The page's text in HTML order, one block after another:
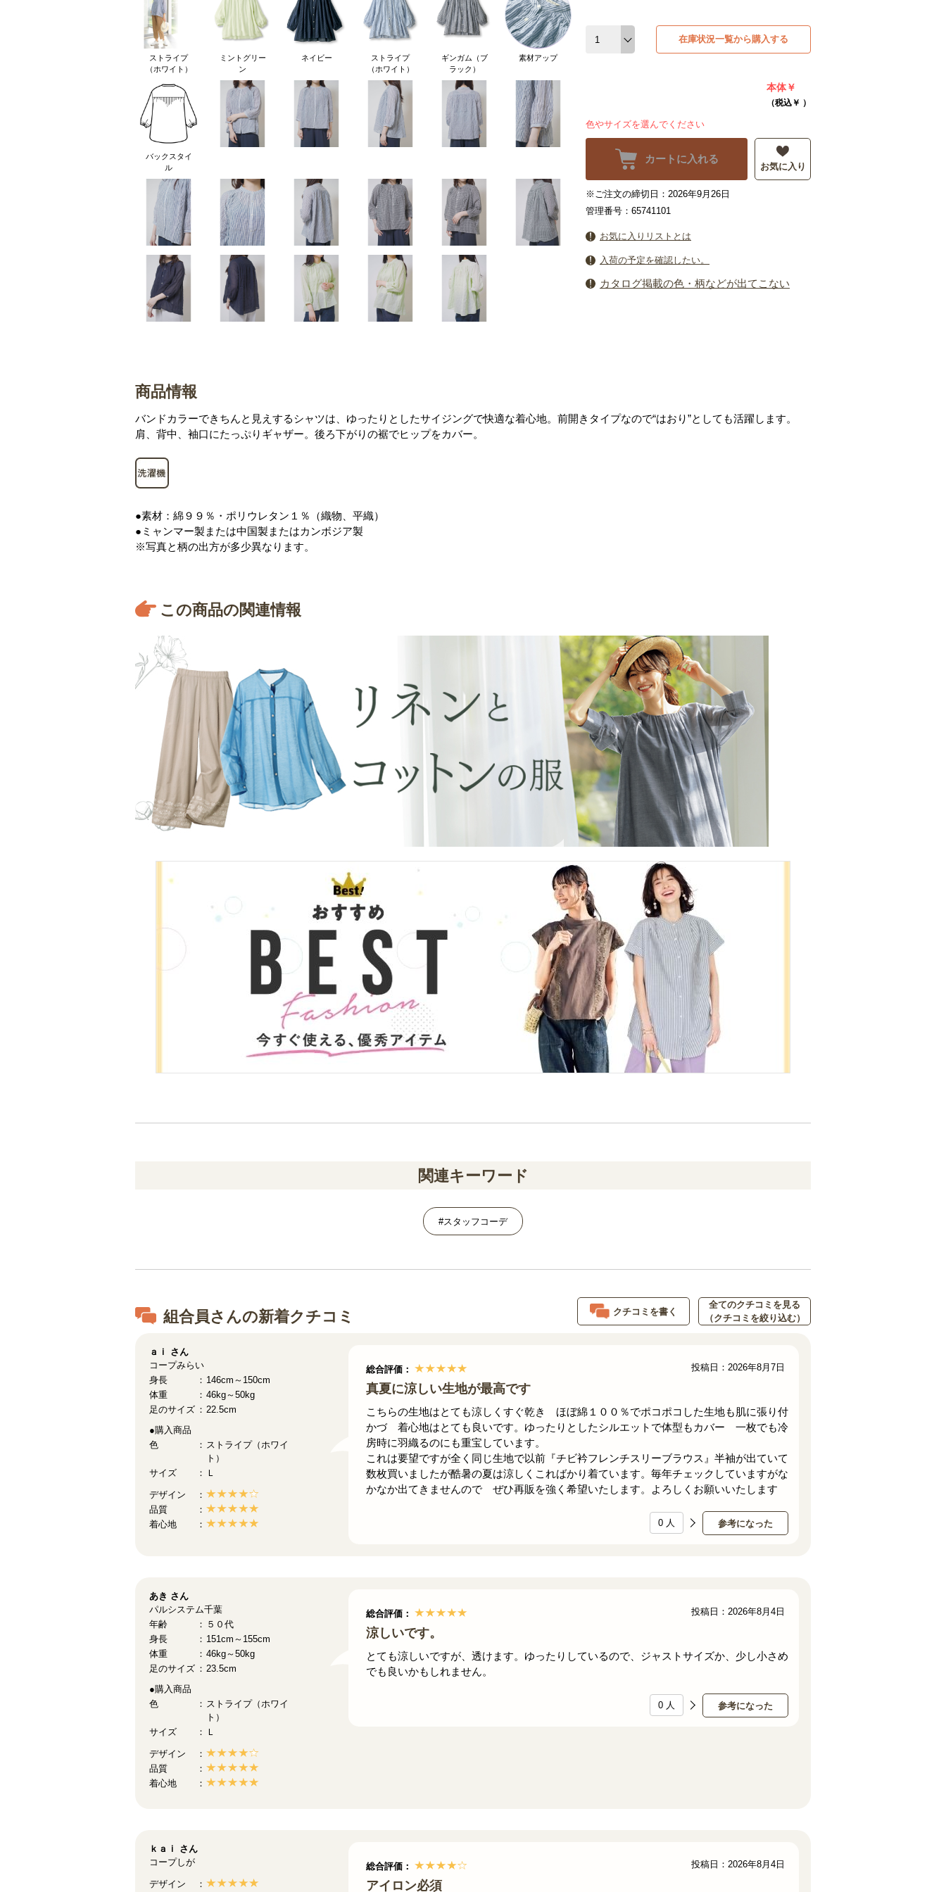
ストライプ
（ホワイト）
ミントグリー
ン
ネイビー
ストライプ
（ホワイト）
ギンガム（ブ
ラック）
素材アップ
バックスタイ
ル
在庫状況一覧から購入する
本体￥
（税込￥ ）
色やサイズを選んでください
カートに入れる
お気に入り
※ご注文の締切日：2026年9月26日
管理番号：65741101
お気に入りリストとは
入荷の予定を確認したい。
カタログ掲載の色・柄などが出てこない
商品情報
バンドカラーできちんと見えするシャツは、ゆったりとしたサイジングで快適な着心地。前開きタイプなので“はおり”としても活躍します。
肩、背中、袖口にたっぷりギャザー。後ろ下がりの裾でヒップをカバー。
●素材：綿９９％・ポリウレタン１％（織物、平織）
●ミャンマー製または中国製またはカンボジア製
※写真と柄の出方が多少異なります。
この商品の関連情報
関連キーワード
#スタッフコーデ
組合員さんの新着クチコミ クチコミを書く
全てのクチコミを見る
（クチコミを絞り込む）
総合評価：
真夏に涼しい生地が最高です
こちらの生地はとても涼しくすぐ乾き ほぼ綿１００％でポコポコした生地も肌に張り付
かづ 着心地はとても良いです。ゆったりとしたシルエットで体型もカバー 一枚でも冷
房時に羽織るのにも重宝しています。
これは要望ですが全く同じ生地で以前『チビ衿フレンチスリーブラウス』半袖が出ていて
数枚買いましたが酷暑の夏は涼しくこればかり着ています。毎年チェックしていますがな
かなか出てきませんので ぜひ再販を強く希望いたします。よろしくお願いいたします
参考になった
0 人
投稿日：2026年8月7日
ａｉ
さん
コープみらい
身長
146cm～150cm
体重
46kg～50kg
足のサイズ
22.5cm
●購入商品
色
ストライプ（ホワイ
ト）
サイズ
Ｌ
デザイン
品質
着心地
総合評価：
涼しいです。
とても涼しいですが、透けます。ゆったりしているので、ジャストサイズか、少し小さめ
でも良いかもしれません。
参考になった
0 人
投稿日：2026年8月4日
あき さん
パルシステム千葉
年齢
５０代
身長
151cm～155cm
体重
46kg～50kg
足のサイズ
23.5cm
●購入商品
色
ストライプ（ホワイ
ト）
サイズ
Ｌ
デザイン
品質
着心地
総合評価：
アイロン必須
投稿日：2026年8月4日
ｋａｉ
さん
コープしが
デザイン